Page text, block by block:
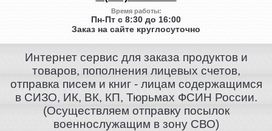
Время работы:
Пн-Пт с 8:30 до 16:00
Заказ на сайте круглосуточно
Интернет сервис для заказа продуктов и
товаров, пополнения лицевых счетов,
отправка писем и книг - лицам содержащимся
в СИЗО, ИК, ВК, КП, Тюрьмах ФСИН России.
(Осуществляем отправку посылок
военнослужащим в зону СВО)